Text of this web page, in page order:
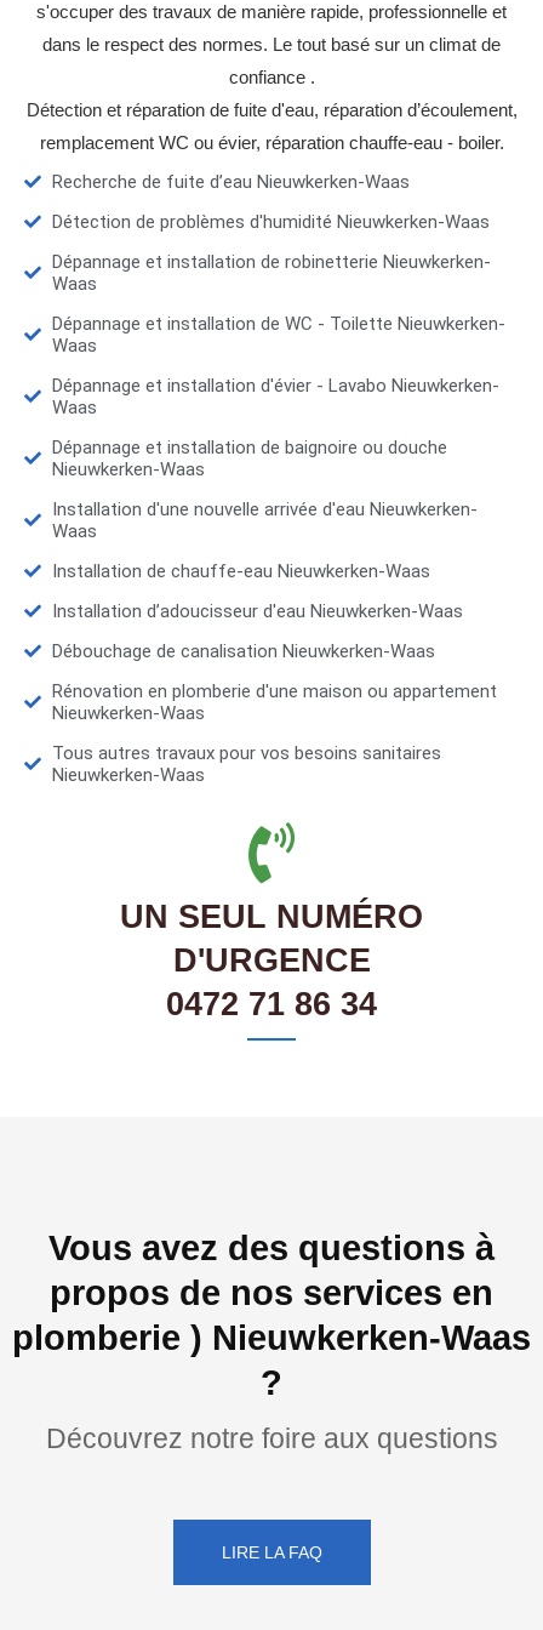
s'occuper des travaux de manière rapide, professionnelle et
dans le respect des normes. Le tout basé sur un climat de
confiance .
Détection et réparation de fuite d'eau, réparation d’écoulement,
remplacement WC ou évier, réparation chauffe-eau - boiler.
Recherche de fuite d’eau Nieuwkerken-Waas
Détection de problèmes d'humidité Nieuwkerken-Waas
Dépannage et installation de robinetterie Nieuwkerken-
Waas
Dépannage et installation de WC - Toilette Nieuwkerken-
Waas
Dépannage et installation d'évier - Lavabo Nieuwkerken-
Waas
Dépannage et installation de baignoire ou douche
Nieuwkerken-Waas
Installation d'une nouvelle arrivée d'eau Nieuwkerken-
Waas
Installation de chauffe-eau Nieuwkerken-Waas
Installation d’adoucisseur d'eau Nieuwkerken-Waas
Débouchage de canalisation Nieuwkerken-Waas
Rénovation en plomberie d'une maison ou appartement
Nieuwkerken-Waas
Tous autres travaux pour vos besoins sanitaires
Nieuwkerken-Waas
UN SEUL NUMÉRO
D'URGENCE
0472 71 86 34
Vous avez des questions à
propos de nos services en
plomberie ) Nieuwkerken-Waas
?
Découvrez notre foire aux questions
LIRE LA FAQ